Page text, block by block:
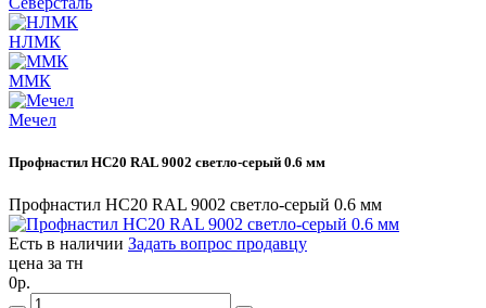
НЛМК
ММК
Мечел
Профнастил НС20 RAL 9002 светло-серый 0.6 мм
Профнастил НС20 RAL 9002 светло-серый 0.6 мм
Есть в наличии Задать вопрос продавцу
цена за тн
0р.